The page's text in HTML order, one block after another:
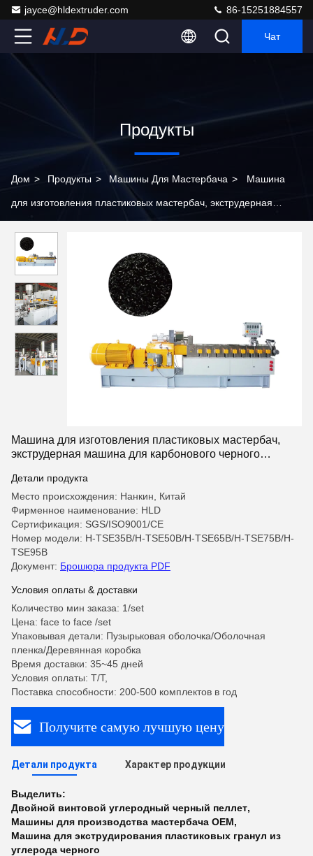
jayce@hldextruder.com 86-15251884557
Чат
Продукты
Дом > Продукты > Машины Для Мастербача > Машина
для изготовления пластиковых мастербач, экструдерная
Машина для изготовления пластиковых мастербач,
экструдерная машина для карбонового черного
Детали продукта
Место происхождения: Нанкин, Китай
Фирменное наименование: HLD
Сертификация: SGS/ISO9001/CE
Номер модели: H-TSE35B/H-TSE50B/H-TSE65B/H-TSE75B/H-
TSE95B
Документ: Брошюра продукта PDF
Условия оплаты & доставки
Количество мин заказа: 1/set
Цена: face to face /set
Упаковывая детали: Пузырьковая оболочка/Оболочная
пленка/Деревянная коробка
Время доставки: 35~45 дней
Условия оплаты: T/T,
Поставка способности: 200-500 комплектов в год
Получите самую лучшую цену
Детали продукта Характер продукции
Выделить:
Двойной винтовой углеродный черный пеллет,
Машины для производства мастербача OEM,
Машина для экструдирования пластиковых гранул из
углерода черного